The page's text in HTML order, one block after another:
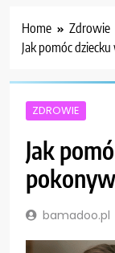
Home
Zdrowie
Jak pomóc
ZDROWIE
Jak
bamadoo.pl